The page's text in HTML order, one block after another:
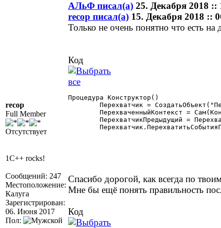
recop
Full Member
Отсутствует
1C++ rocks!
Сообщений: 247
Местоположение:
Калуга
Зарегистрирован:
06. Июня 2017
Пол:
АЛьФ писал(а) 25. Декабря 2018 ::
recop писал(а) 15. Декабря 2018 ::
Только не очень понятно что есть
Код
Процедура Конструктор()
Спасибо дорогой, как всегда по
Мне бы ещё понять правильность
Код